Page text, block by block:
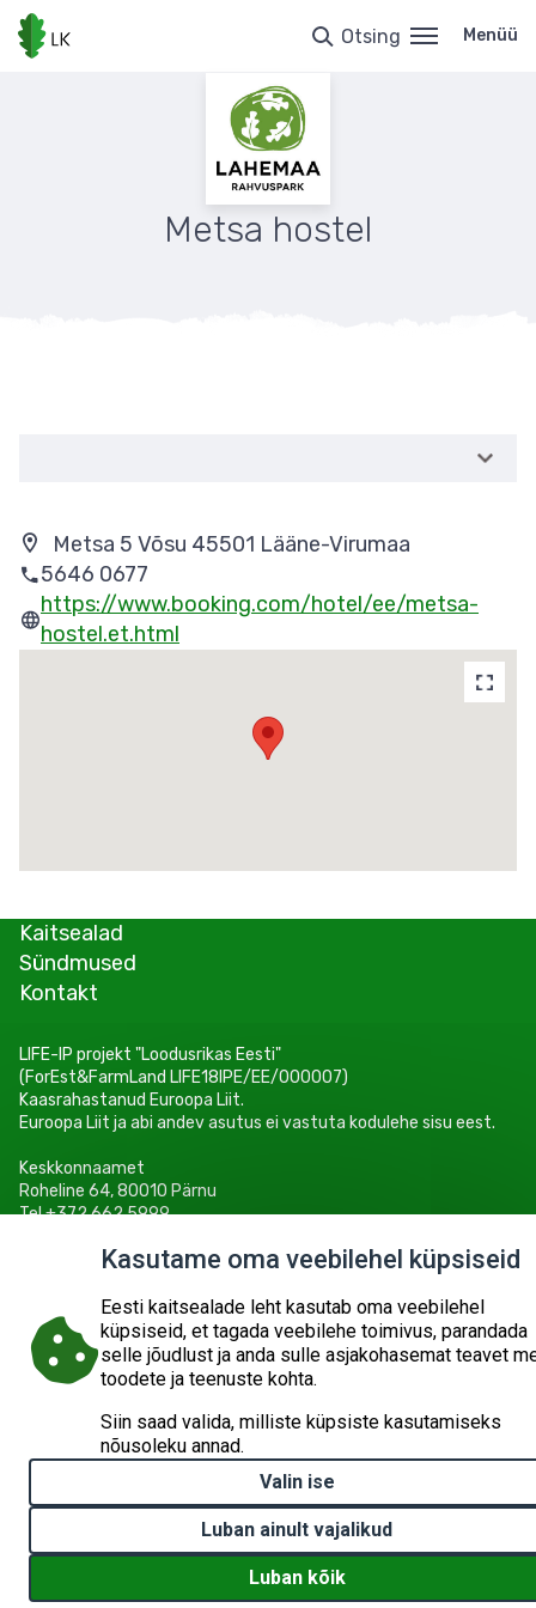
Liigu
edasi
põhisisu
Otsing Menüü
Metsa hostel
Metsa 5 Võsu 45501 Lääne-Virumaa
5646 0677
https://www.booking.com/hotel/ee/metsa-
hostel.et.html
Kaitsealad
Sündmused
Kontakt
© 2026 KESKKONNAAMET SISUKAART ESITA PÄRING
LIFE-IP projekt "Loodusrikas Eesti"
(ForEst&FarmLand LIFE18IPE/EE/000007)
Kaasrahastanud Euroopa Liit.
Euroopa Liit ja abi andev asutus ei vastuta kodulehe sisu eest.
Keskkonnaamet
Roheline 64, 80010 Pärnu
Tel +372 662 5999
Kasutame oma veebilehel küpsiseid
Eesti kaitsealade leht kasutab oma veebilehel
küpsiseid, et tagada veebilehe toimivus, parandada
selle jõudlust ja anda sulle asjakohasemat teavet
toodete ja teenuste kohta.
Siin saad valida, milliste küpsiste kasutamiseks
nõusoleku annad.
Withdraw consent
Valin ise
Luban ainult vajalikud
Luban kõik